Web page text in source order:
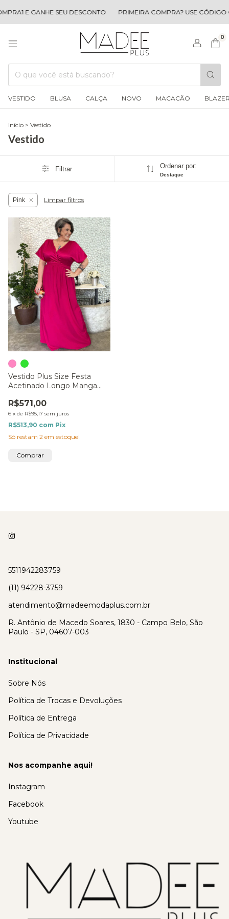
E GANHE SEU DESCONTO PRIMEIRA COMPRA? USE CÓDIGO
0
VESTIDO BLUSA CALÇA NOVO MACACÃO
Início > Vestido
Vestido
Filtrar Ordenar por:
Destaque
Pink Limpar filtros
Vestido Plus Size Festa
Acetinado Longo Manga
R$571,00
6 x de R$95,17 sem juros
R$513,90 com Pix
Só restam 2 em estoque!
Comprar
5511942283759
(11) 94228-3759
atendimento@madeemodaplus.com.br
R. Antônio de Macedo Soares, 1830 - Campo Belo, São
Paulo - SP, 04607-003
Institucional
Sobre Nós
Política de Trocas e Devoluções
Política de Entrega
Política de Privacidade
Nos acompanhe aqui!
Instagram
Facebook
Youtube